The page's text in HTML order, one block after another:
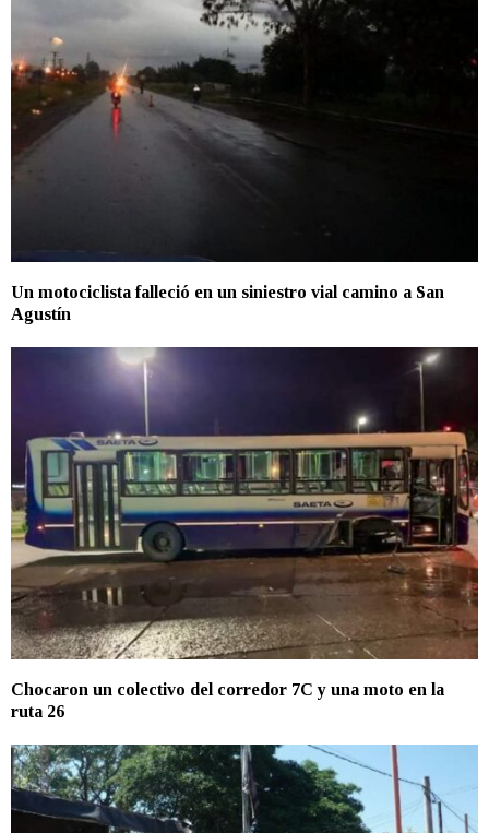
Un motociclista falleció en un siniestro vial camino a San
Agustín
Chocaron un colectivo del corredor 7C y una moto en la
ruta 26